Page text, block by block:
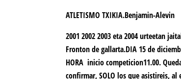
ATLETISMO TXIKIA.Benjamin-Alevin
2001 2002 2003 eta 2004 urteetan
Fronton de gallarta.DIA 15 de
HORA inicio competicion11.00.
confirmar, SOLO los que asistireis,